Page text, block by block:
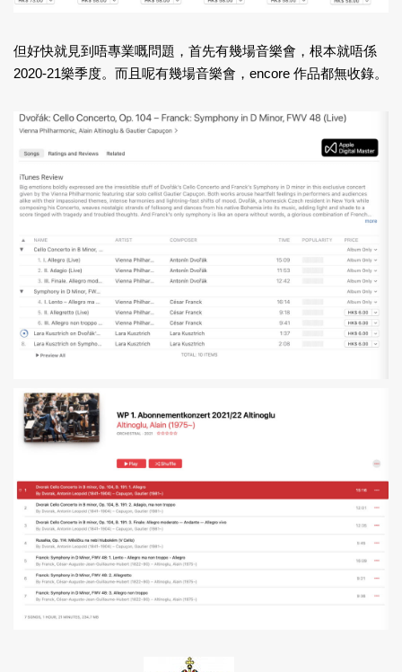
但好快就見到唔專業嘅問題，首先有幾場音樂會，根本就唔係
2020-21樂季度。而且呢有幾場音樂會，encore 作品都無收錄。